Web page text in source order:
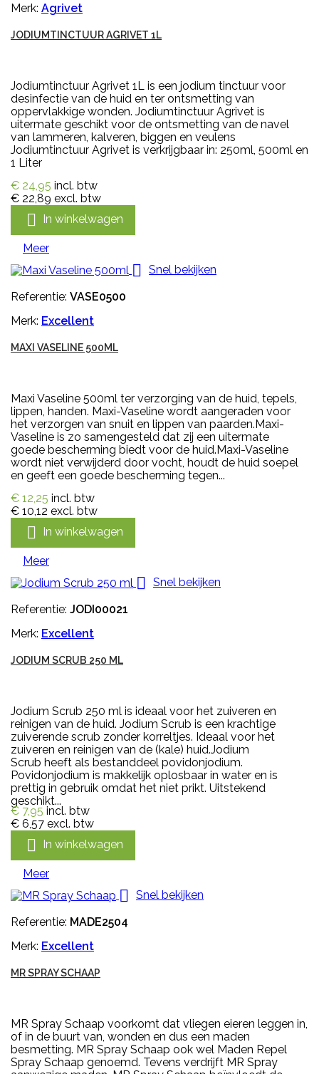
Merk: Agrivet
JODIUMTINCTUUR AGRIVET 1L
Jodiumtinctuur Agrivet 1L is een jodium tinctuur voor
desinfectie van de huid en ter ontsmetting van
oppervlakkige wonden. Jodiumtinctuur Agrivet is
uitermate geschikt voor de ontsmetting van de navel
van lammeren, kalveren, biggen en veulens
Jodiumtinctuur Agrivet is verkrijgbaar in: 250ml, 500ml en
1 Liter
€ 24,95 incl. btw
€ 22,89 excl. btw
 In winkelwagen
Meer
 Snel bekijken
Referentie: VASE0500
Merk: Excellent
MAXI VASELINE 500ML
Maxi Vaseline 500ml ter verzorging van de huid, tepels,
lippen, handen. Maxi-Vaseline wordt aangeraden voor
het verzorgen van snuit en lippen van paarden.Maxi-
Vaseline is zo samengesteld dat zij een uitermate
goede bescherming biedt voor de huid.Maxi-Vaseline
wordt niet verwijderd door vocht, houdt de huid soepel
en geeft een goede bescherming tegen...
€ 12,25 incl. btw
€ 10,12 excl. btw
 In winkelwagen
Meer
 Snel bekijken
Referentie: JODI00021
Merk: Excellent
JODIUM SCRUB 250 ML
Jodium Scrub 250 ml is ideaal voor het zuiveren en
reinigen van de huid. Jodium Scrub is een krachtige
zuiverende scrub zonder korreltjes. Ideaal voor het
zuiveren en reinigen van de (kale) huid.Jodium
Scrub heeft als bestanddeel povidonjodium.
Povidonjodium is makkelijk oplosbaar in water en is
prettig in gebruik omdat het niet prikt. Uitstekend
geschikt...
€ 7,95 incl. btw
€ 6,57 excl. btw
 In winkelwagen
Meer
 Snel bekijken
Referentie: MADE2504
Merk: Excellent
MR SPRAY SCHAAP
MR Spray Schaap voorkomt dat vliegen eieren leggen in,
of in de buurt van, wonden en dus een maden
besmetting. MR Spray Schaap ook wel Maden Repel
Spray Schaap genoemd. Tevens verdrijft MR Spray